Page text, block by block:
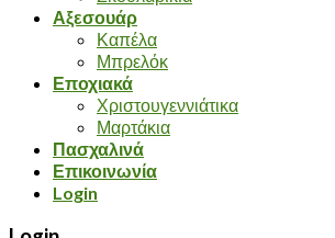
Αξεσουάρ
Καπέλα
Μπρελόκ
Εποχιακά
Χριστουγεννιάτικα
Μαρτάκια
Πασχαλινά
Επικοινωνία
Login